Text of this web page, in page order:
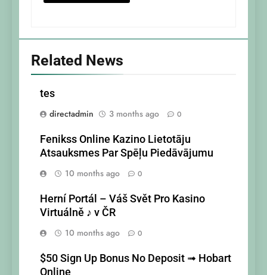
Related News
tes
directadmin
3 months ago 0
Fenikss Online Kazino Lietotāju
Atsauksmes Par Spēļu Piedāvājumu
10 months ago
0
Herní Portál – Váš Svět Pro Kasino
Virtuálně ♪ v ČR
10 months ago
0
$50 Sign Up Bonus No Deposit ➟ Hobart
Online